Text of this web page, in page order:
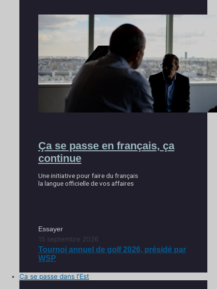
Ça se passe en français, ça
continue
Une initiative pour faire du français
la langue officielle de vos affaires
Essayer
15 septembre 2026
Tournoi annuel de golf 2026, présidé par
WSP
Ça se passe dans l’Est